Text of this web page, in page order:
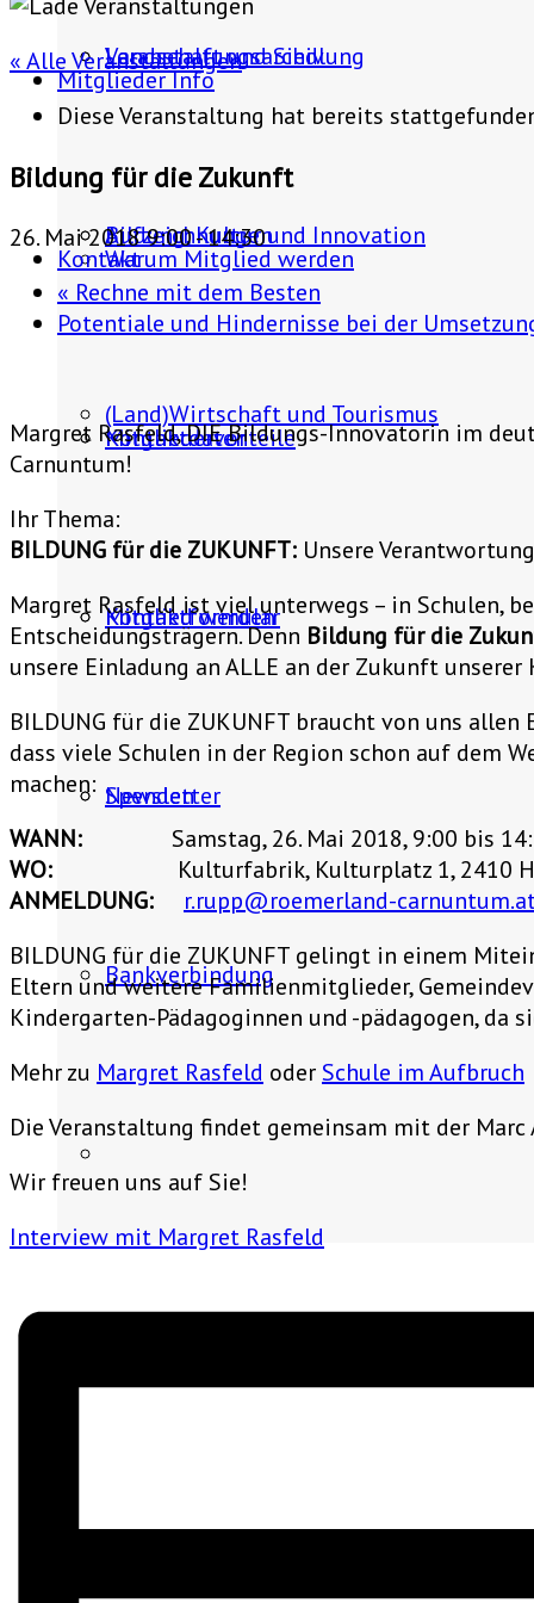
Landschaft und Siedlung
Bildung, Kultur und Innovation
(Land)Wirtschaft und Tourismus
Veranstaltungsarchiv
Aufzeichnungen
Mitglieder Info
Warum Mitglied werden
Mitgliedervorteile
Mitglied werden
Spenden
Bankverbindung
Kontakt
Kontaktdaten
Kontaktformular
Newsletter
« Alle Veranstaltungen
Diese Veranstaltung hat bereits
Bildung für die Zukunft
26. Mai 2018 9:00-14:30
« Rechne mit dem Besten
Potentiale und Hindernisse bei der
Margret Rasfeld, DIE Bildungs-Innovatorin im
Carnuntum!
Ihr Thema:
BILDUNG für die ZUKUNFT: Unsere
Margret Rasfeld ist viel unterwegs – in Schulen,
Entscheidungsträgern. Denn Bildung für die
unsere Einladung an ALLE an der Zukunft
BILDUNG für die ZUKUNFT braucht von uns
dass viele Schulen in der Region schon auf dem
machen:
WANN: Samstag, 26. Mai 2018, 9:00 bis
WO: Kulturfabrik, Kulturplatz 1, 2410
ANMELDUNG:
r.rupp@roemerland-
BILDUNG für die ZUKUNFT gelingt in einem
Eltern und weitere Familienmitglieder,
Kindergarten-Pädagoginnen und -pädagogen,
Mehr zu Margret Rasfeld oderSchule im Aufbruch
Die Veranstaltung findet gemeinsam mit der
Wir freuen uns auf Sie!
Interview mit Margret Rasfeld